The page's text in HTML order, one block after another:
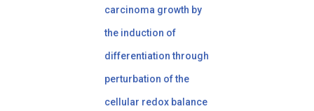
carcinoma growth by
the induction of
differentiation through
perturbation of the
cellular redox balance